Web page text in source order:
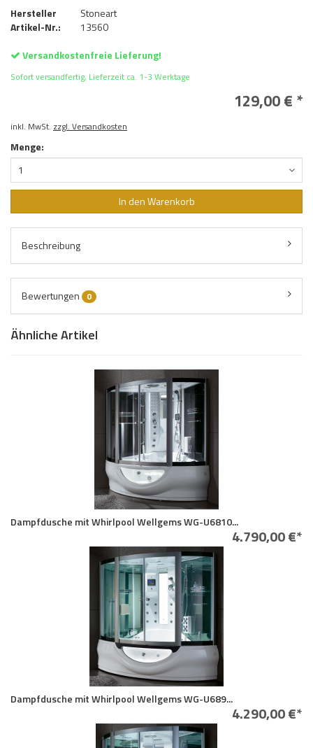
Hersteller
Stoneart
Artikel-Nr.:
13560
Versandkostenfreie Lieferung!
Sofort versandfertig, Lieferzeit ca. 1-3 Werktage
129,00 € *
inkl. MwSt. zzgl. Versandkosten
Menge:
1
In den Warenkorb
Beschreibung
Bewertungen 0
Ähnliche Artikel
Dampfdusche mit Whirlpool Wellgems WG-U6810...
4.790,00 €*
Dampfdusche mit Whirlpool Wellgems WG-U689...
4.290,00 €*